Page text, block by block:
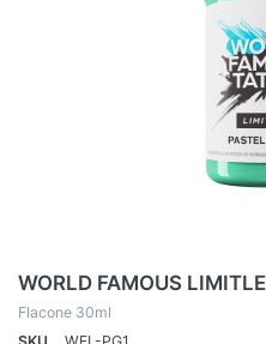
WORLD FAMOUS
Flacone 30ml